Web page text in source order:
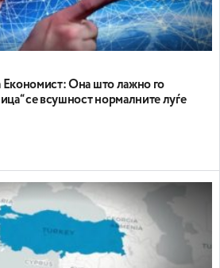
Економист: Она што лажно го
се всушност нормалните луѓе